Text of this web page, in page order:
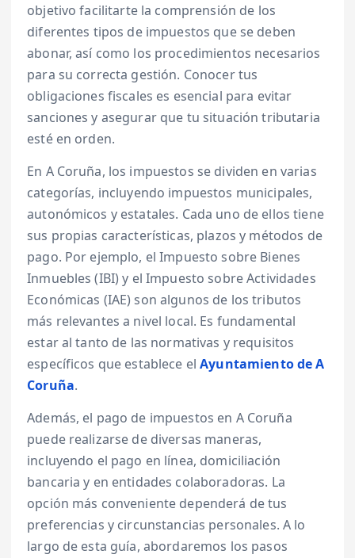
objetivo facilitarte la comprensión de los
diferentes tipos de impuestos que se deben
abonar, así como los procedimientos necesarios
para su correcta gestión. Conocer tus
obligaciones fiscales es esencial para evitar
sanciones y asegurar que tu situación tributaria
esté en orden.
En A Coruña, los impuestos se dividen en varias
categorías, incluyendo impuestos municipales,
autonómicos y estatales. Cada uno de ellos tiene
sus propias características, plazos y métodos de
pago. Por ejemplo, el Impuesto sobre Bienes
Inmuebles (IBI) y el Impuesto sobre Actividades
Económicas (IAE) son algunos de los tributos
más relevantes a nivel local. Es fundamental
estar al tanto de las normativas y requisitos
específicos que establece elAyuntamiento de A
Coruña.
Además, el pago de impuestos en A Coruña
puede realizarse de diversas maneras,
incluyendo el pago en línea, domiciliación
bancaria y en entidades colaboradoras. La
opción más conveniente dependerá de tus
preferencias y circunstancias personales. A lo
largo de esta guía, abordaremos los pasos